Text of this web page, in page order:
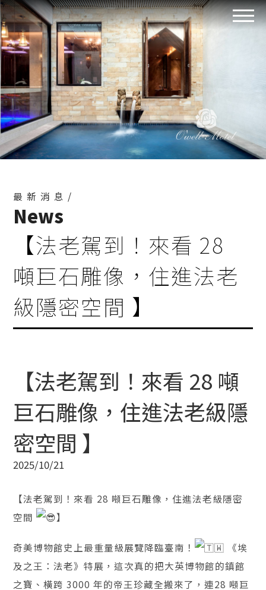
最新消息/
News
【法老駕到！來看 28
噸巨石雕像，住進法老
級隱密空間 】
【法老駕到！來看 28 噸
巨石雕像，住進法老級隱
密空間 】
2025/10/21
【法老駕到！來看 28 噸巨石雕像，住進法老級隱密
空間
】
奇美博物館史上最重量級展覽降臨臺南！
《埃
及之王：法老》特展，這次真的把大英博物館的鎮館
之寶、橫跨 3000 年的帝王珍藏全搬來了，連28 噸巨